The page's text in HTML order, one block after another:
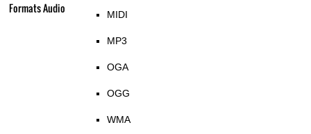
Formats Audio MIDI
MP3
OGA
OGG
WMA